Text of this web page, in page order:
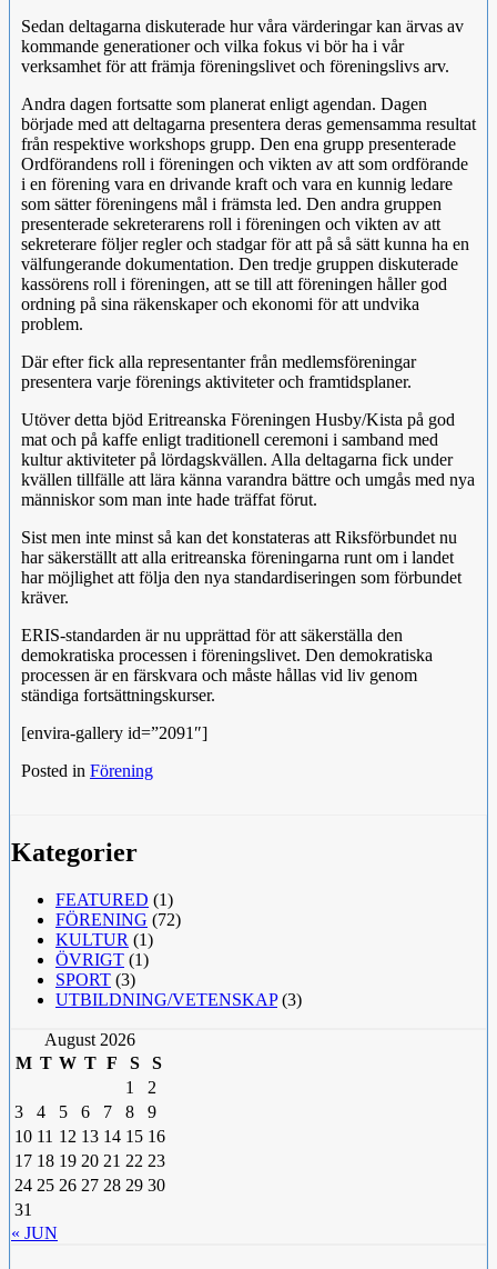
Sedan deltagarna diskuterade hur våra värderingar kan ärvas av
kommande generationer och vilka fokus vi bör ha i vår
verksamhet för att främja föreningslivet och föreningslivs arv.
Andra dagen fortsatte som planerat enligt agendan. Dagen
började med att deltagarna presentera deras gemensamma resultat
från respektive workshops grupp. Den ena grupp presenterade
Ordförandens roll i föreningen och vikten av att som ordförande
i en förening vara en drivande kraft och vara en kunnig ledare
som sätter föreningens mål i främsta led. Den andra gruppen
presenterade sekreterarens roll i föreningen och vikten av att
sekreterare följer regler och stadgar för att på så sätt kunna ha en
välfungerande dokumentation. Den tredje gruppen diskuterade
kassörens roll i föreningen, att se till att föreningen håller god
ordning på sina räkenskaper och ekonomi för att undvika
problem.
Där efter fick alla representanter från medlemsföreningar
presentera varje förenings aktiviteter och framtidsplaner.
Utöver detta bjöd Eritreanska Föreningen Husby/Kista på god
mat och på kaffe enligt traditionell ceremoni i samband med
kultur aktiviteter på lördagskvällen. Alla deltagarna fick under
kvällen tillfälle att lära känna varandra bättre och umgås med nya
människor som man inte hade träffat förut.
Sist men inte minst så kan det konstateras att Riksförbundet nu
har säkerställt att alla eritreanska föreningarna runt om i landet
har möjlighet att följa den nya standardiseringen som förbundet
kräver.
ERIS-standarden är nu upprättad för att säkerställa den
demokratiska processen i föreningslivet. Den demokratiska
processen är en färskvara och måste hållas vid liv genom
ständiga fortsättningskurser.
[envira-gallery id=”2091″]
Posted in Förening
Kategorier
FEATURED (1)
FÖRENING (72)
KULTUR (1)
ÖVRIGT (1)
SPORT (3)
UTBILDNING/VETENSKAP(3)
August 2026
M T W T F S
S
1
2
3
4 5 6 7 8
9
10 11 12 13 14 15 16
17 18 19 20 21 22 23
24 25 26 27 28 29 30
31
« JUN